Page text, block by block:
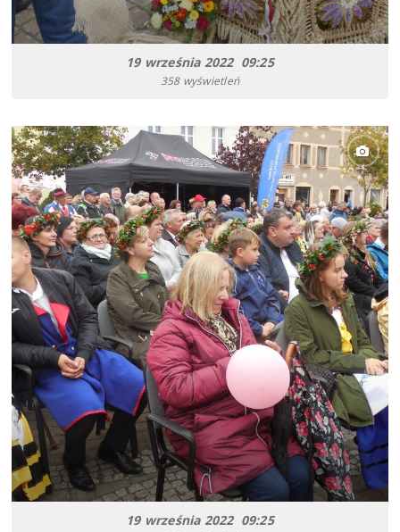
19 września 2022 09:25
358 wyświetleń
19 września 2022 09:25